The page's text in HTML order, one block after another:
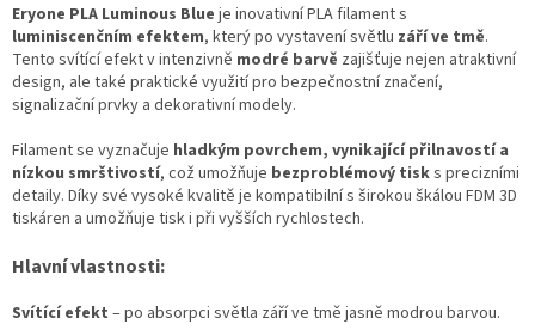
Eryone PLA Luminous Blue je inovativní PLA filament s
luminiscenčním efektem, který po vystavení světlu září ve tmě.
Tento svítící efekt v intenzivně modré barvě zajišťuje nejen atraktivní
design, ale také praktické využití pro bezpečnostní značení,
signalizační prvky a dekorativní modely.
Filament se vyznačuje hladkým povrchem, vynikající přilnavostí a
nízkou smrštivostí, což umožňuje bezproblémový tisks precizními
detaily. Díky své vysoké kvalitě je kompatibilní s širokou škálou FDM 3D
tiskáren a umožňuje tisk i při vyšších rychlostech.
Hlavní vlastnosti:
Svítící efekt – po absorpci světla září ve tmě jasně modrou barvou.